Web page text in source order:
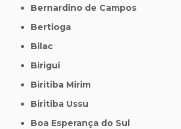
Bernardino de Campos
Bertioga
Bilac
Birigui
Biritiba Mirim
Biritiba Ussu
Boa Esperança do Sul